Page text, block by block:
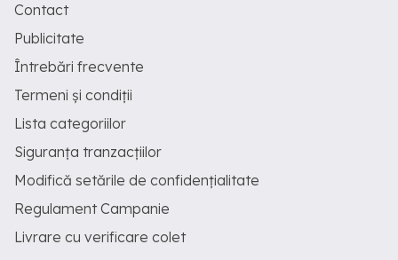
Contact
Publicitate
Întrebări frecvente
Termeni și condiții
Lista categoriilor
Siguranța tranzacțiilor
Modifică setările de confidențialitate
Regulament Campanie
Livrare cu verificare colet